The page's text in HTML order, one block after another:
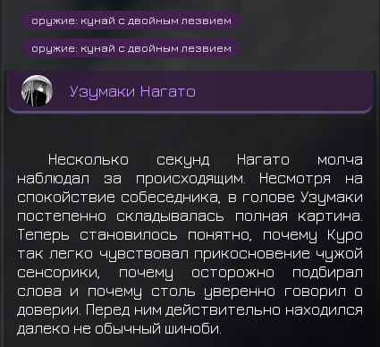
Кунай с двойным лезвием
Узумаки НагатозабираетЕда: Данго (*3)
Узумаки Нагато
Узумаки НагатозабираетЕда: Данго (*3)
Узумаки Нагато
Еда: Данго (*3)
Узумаки НагатозабираетЕда: Данго (*3)
Яманака ШунпередалХанзо
444 рье
Яманака Шунвыкидывает предметЕда:
Данго (*3)
Яманака Шунвыкидывает предметЕда:
Данго (*3)
оружие: кунай с двойным лезвием
оружие: кунай с двойным лезвием
Узумаки Нагато
Несколько секунд Нагато молча
наблюдал за происходящим. Несмотря на
спокойствие собеседника, в голове Узумаки
постепенно складывалась полная картина.
Теперь становилось понятно, почему Куро
так легко чувствовал прикосновение чужой
сенсорики, почему осторожно подбирал
слова и почему столь уверенно говорил о
доверии. Перед ним действительно находился
далеко не обычный шиноби.